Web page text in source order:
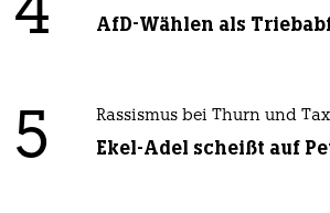
4 AfD-Wählen als
5 Rassismus bei Thurn und
Ekel-Adel scheißt auf